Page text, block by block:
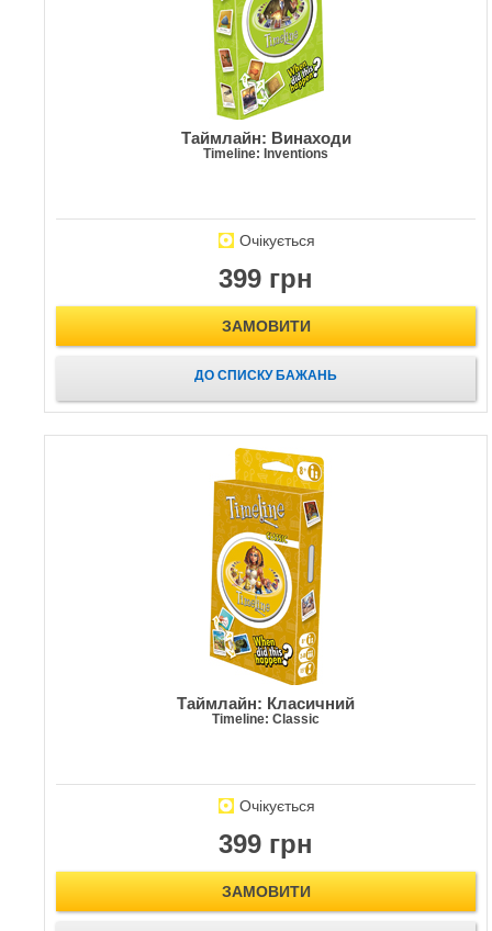
Таймлайн: Винаходи
Timeline: Inventions
Очікується
399 грн
ЗАМОВИТИ
ДО СПИСКУ БАЖАНЬ
Таймлайн: Класичний
Timeline: Classic
Очікується
399 грн
ЗАМОВИТИ